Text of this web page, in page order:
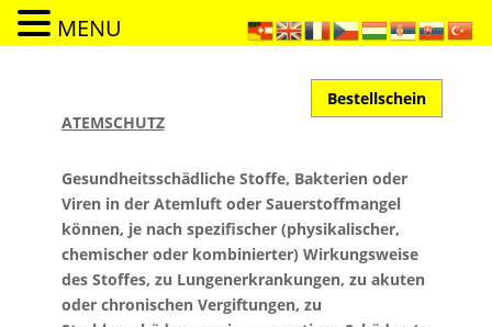
ATEMSCHUTZ
Gesundheitsschädliche Stoffe, Bakterien oder
Viren in der Atemluft oder Sauerstoffmangel
können, je nach spezifischer (physikalischer,
chemischer oder kombinierter) Wirkungsweise
des Stoffes, zu Lungenerkrankungen, zu akuten
oder chronischen Vergiftungen, zu
Bestellschein
MENU